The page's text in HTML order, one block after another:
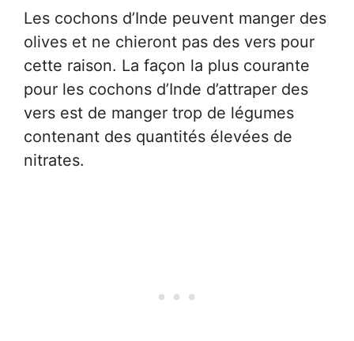
Les cochons d’Inde peuvent manger des
olives et ne chieront pas des vers pour
cette raison. La façon la plus courante
pour les cochons d’Inde d’attraper des
vers est de manger trop de légumes
contenant des quantités élevées de
nitrates.